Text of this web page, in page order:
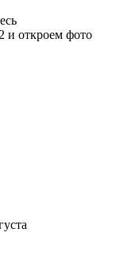
и откроем фото